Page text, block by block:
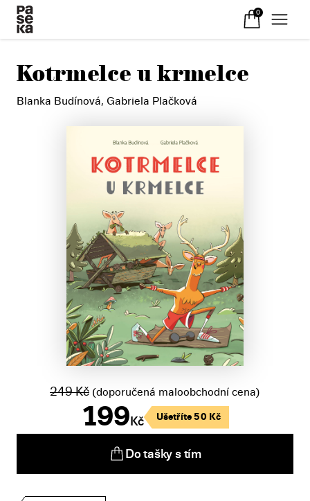
0
Kotrmelce u krmelce
Blanka Budínová, Gabriela Plačková
199 Kč
249Kč (doporučená maloobchodní cena)
Ušetříte50 Kč
Do tašky s tím